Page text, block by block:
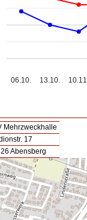
06.10. 13.10.
Mehrzweckhalle
17
Abensberg